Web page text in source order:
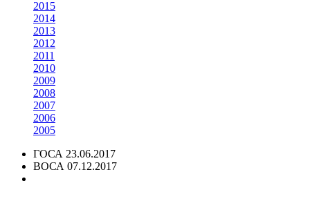
2015
2014
2013
2012
2011
2010
2009
2008
2007
2006
2005
ГОСА 23.06.2017
ВОСА 07.12.2017